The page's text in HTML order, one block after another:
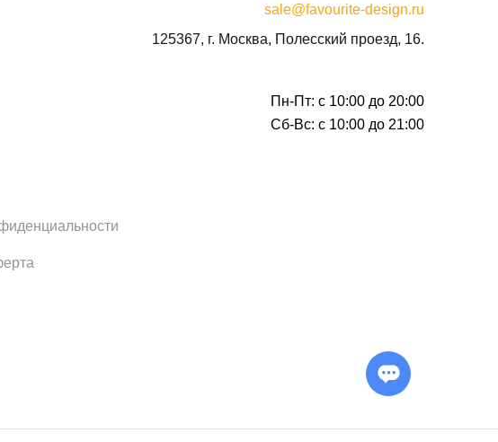
sale@favourite-design.ru
125367, г. Москва, Полесский проезд, 16.
Пн-Пт: с 10:00 до 20:00
Сб-Вс: с 10:00 до 21:00